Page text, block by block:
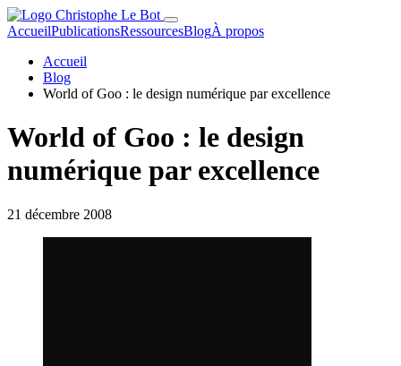
AccueilPublicationsRessourcesBlogÀ propos
Accueil
Blog
World of Goo : le design numérique par excellence
World of Goo : le design
numérique par excellence
21 décembre 2008